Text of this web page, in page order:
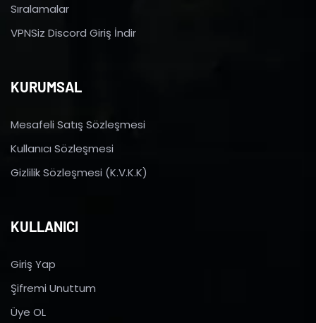
Sıralamalar
VPNSiz Discord Giriş İndir
KURUMSAL
Mesafeli Satış Sözleşmesi
Kullanıcı Sözleşmesi
Gizlilik Sözleşmesi (K.V.K.K)
KULLANICI
Giriş Yap
Şifremi Unuttum
Üye OL